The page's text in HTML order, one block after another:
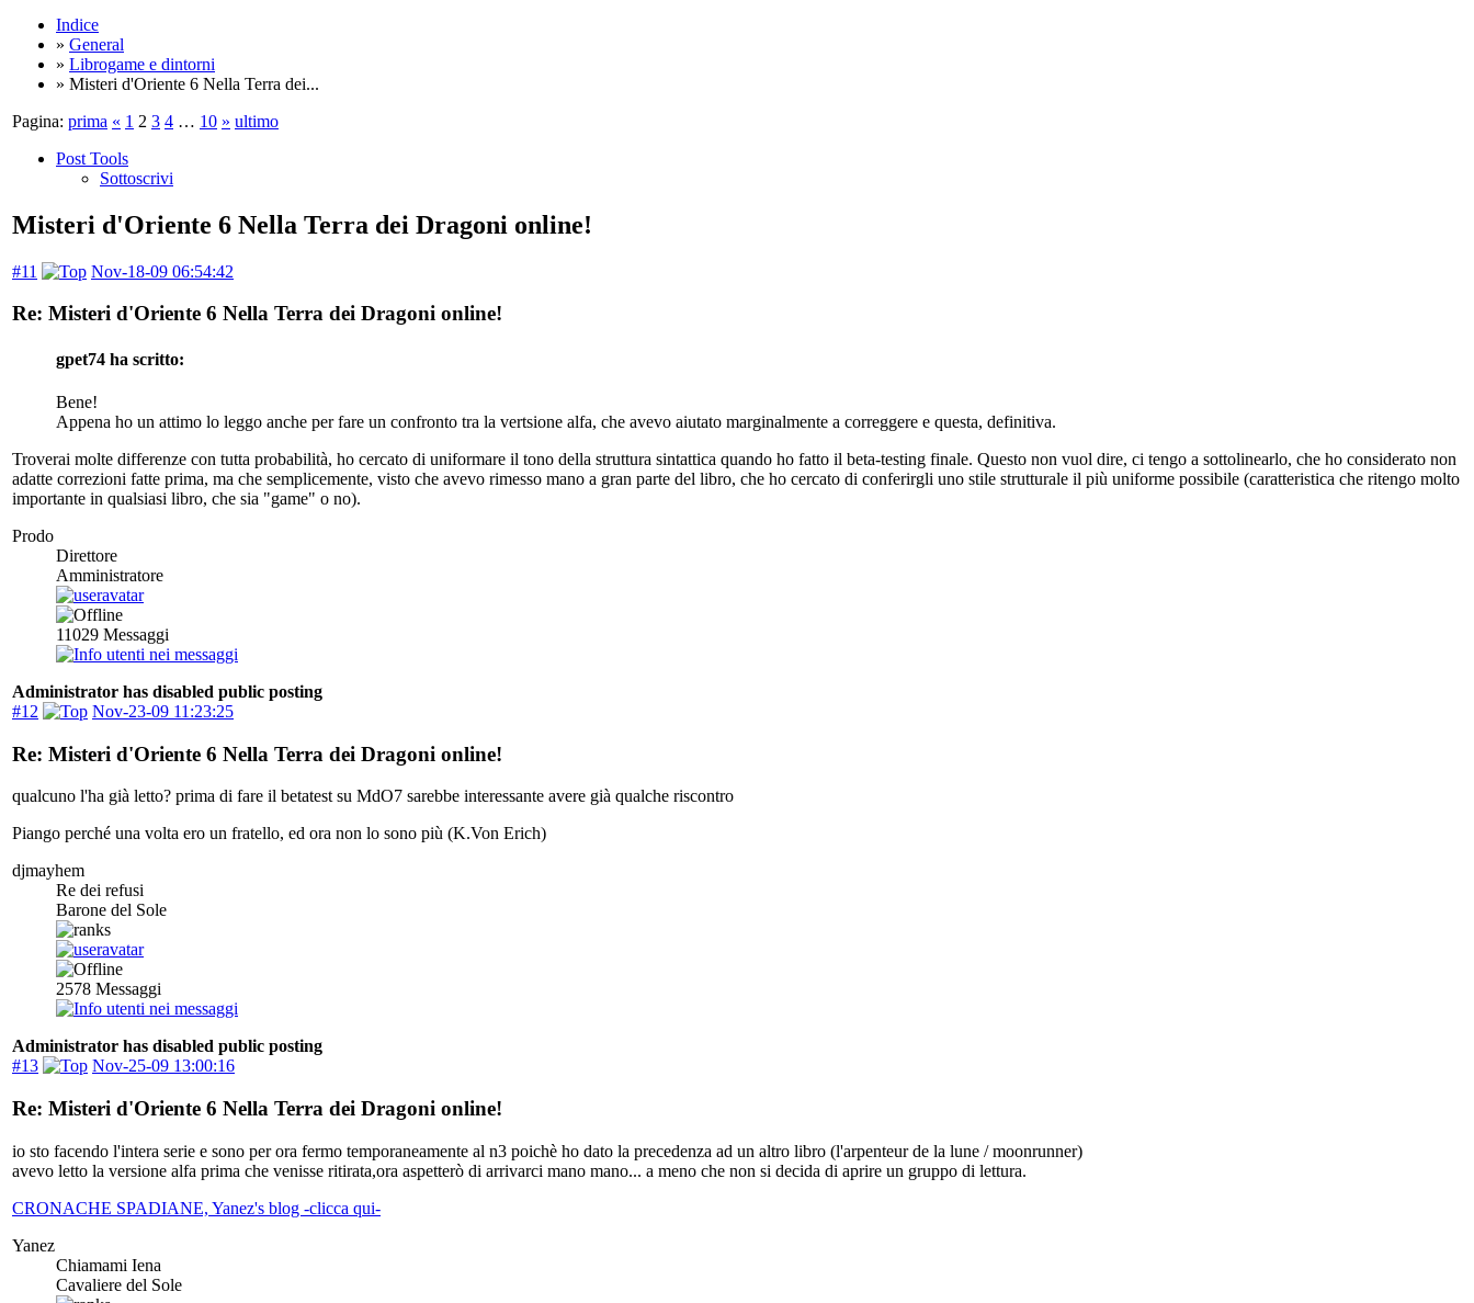
Indice
» General
» Librogame e dintorni
» Misteri d'Oriente 6 Nella Terra dei...
Pagina: prima « 1 2 3 4 … 10 » ultimo
Post Tools
Sottoscrivi
Misteri d'Oriente 6 Nella Terra dei Dragoni online!
#11 Nov-18-09 06:54:42
Re: Misteri d'Oriente 6 Nella Terra dei Dragoni online!
gpet74 ha scritto:
Bene!
Appena ho un attimo lo leggo anche per fare un confronto tra la vertsione alfa, che avevo aiutato marginalmente a correggere e questa, definitiva.
Troverai molte differenze con tutta probabilità, ho cercato di uniformare il tono della struttura sintattica quando ho fatto il beta-testing finale. Questo non vuol dire, ci tengo a sottolinearlo, che ho considerato non
adatte correzioni fatte prima, ma che semplicemente, visto che avevo rimesso mano a gran parte del libro, che ho cercato di conferirgli uno stile strutturale il più uniforme possibile (caratteristica che ritengo molto
importante in qualsiasi libro, che sia "game" o no).
Prodo
Direttore
Amministratore
11029 Messaggi
Administrator has disabled public posting
#12
Nov-23-09 11:23:25
Re: Misteri d'Oriente 6 Nella Terra dei Dragoni online!
qualcuno l'ha già letto? prima di fare il betatest su MdO7 sarebbe interessante avere già qualche riscontro
Piango perché una volta ero un fratello, ed ora non lo sono più (K.Von Erich)
djmayhem
Re dei refusi
Barone del Sole
2578 Messaggi
Administrator has disabled public posting
#13
Nov-25-09 13:00:16
Re: Misteri d'Oriente 6 Nella Terra dei Dragoni online!
io sto facendo l'intera serie e sono per ora fermo temporaneamente al n3 poichè ho dato la precedenza ad un altro libro (l'arpenteur de la lune / moonrunner)
avevo letto la versione alfa prima che venisse ritirata,ora aspetterò di arrivarci mano mano... a meno che non si decida di aprire un gruppo di lettura.
CRONACHE SPADIANE, Yanez's blog -clicca qui-
Yanez
Chiamami Iena
Cavaliere del Sole